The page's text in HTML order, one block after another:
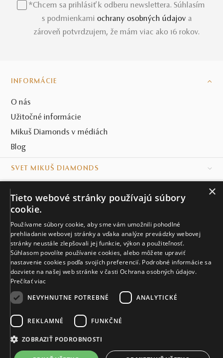
*Chcem sa prihlásiť k odberu newslettera. Súhlasím
s podmienkami ochrany osobných údajov a
zároveň potvrdzujem, že mám viac ako 16 rokov.
INFORMÁCIE
O nás
Užitočné informácie
Mikuš Diamonds v médiách
Blog
SVET MIKUŠ DIAMONDS
KONTAKT
Naše klenotníctva
Sídlo spoločnosti
© MIKUŠ DIAMONDS, A.S. 2026. VŠETKY PRÁVA VYHRADENÉ.
×
Tieto webové stránky používajú súbory
cookie.
Používame súbory cookie, aby sme vám umožnili pohodlné
prehliadanie webovej stránky a vďaka analýze prevádzky webovej
stránky neustále zlepšovali jej funkcie, výkon a použiteľnosť.
Súhlasom povolíte používanie cookies, alebo môžete upraviť
nastavenie cookies podľa svojích preferencií. Podrobné informácie sa
dozviete na našej web stránke v časti Ochrana osobných údajov.
Prečítať viac
NEVYHNUTNE POTREBNÉ
ANALYTICKÉ
REKLAMNÉ FUNKČNÉ
ZOBRAZIŤ PODROBNOSTI